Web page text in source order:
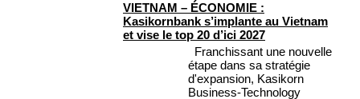
VIETNAM – ÉCONOMIE :
Kasikornbank s’implante au Vietnam
et vise le top 20 d’ici 2027
Franchissant une nouvelle
étape dans sa stratégie
d'expansion, Kasikorn
Business-Technology